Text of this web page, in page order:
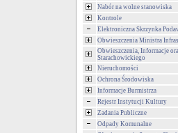
Nabór na wolne stanowiska
Kontrole
Elektroniczna Skrzynka
Obwieszczenia Ministra
Obwieszczenia, Informacje
Starachowickiego
Nieruchomości
Ochrona Środowiska
Informacje Burmistrza
Rejestr Instytucji Kultury
Zadania Publiczne
Odpady Komunalne